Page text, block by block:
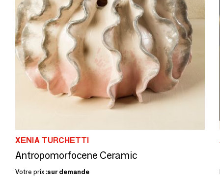
XENIA TURCHETTI
Antropomorfocene Ceramic
Votre prix :sur demande